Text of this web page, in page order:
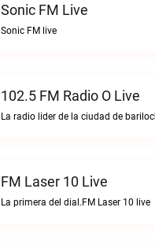
Sonic FM Live
Sonic FM live
102.5 FM Radio O Live
FM Laser 10 Live
La primera del dial.FM Laser 10 live